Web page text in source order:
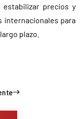
estabilizar precios y
internacionales para
plazo.